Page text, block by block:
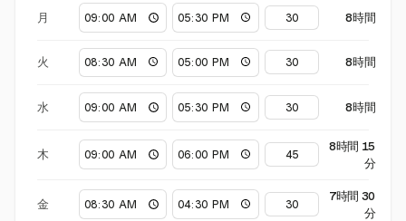
月 8時間
火 8時間
水 8時間
木
8時間 15
分
金
7時間 30
分